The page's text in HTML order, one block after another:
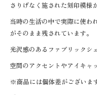
さりげなく施された刻印模様
当時の生活の中で実際に使わ
がそのまま残されています。
光沢感のあるファブリックシ
空間のアクセントやアイキャ
※商品には個体差がございま